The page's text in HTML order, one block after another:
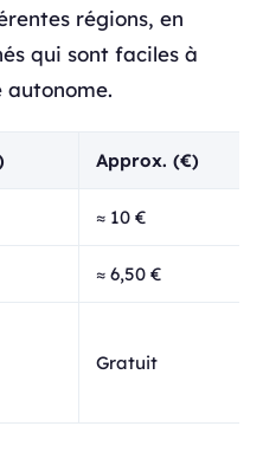
régions, en
qui sont faciles à
autonome.
Approx. (€)
≈ 10 €
≈ 6,50 €
Gratuit